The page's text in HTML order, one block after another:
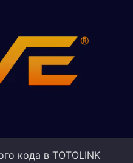
кода в TOTOLINK